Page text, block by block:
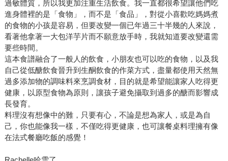
過敏體質，所以我更加注重生活飲食。我一直都很希望讓他們吃
進身體裡的是「食物」，而不是「食品」，對從小喜歡吃媽媽煮
的食物的小孩是容易，但要改變一個已年過三十半幾的人來說，
看著他拿著一大包洋芋片而不願意放手時，我就知道要改變還需
要些時間。
這本食譜融合了一般人的飲食，小朋友也可以吃的食物，以及我
自己從低醣飲食晉升到生酮飲食的作菜方式，盡量都使用天然無
過多添加物的調味料來烹調食材，目的就是希望能讓家人吃得更
健康，以原型食物為原則，讓孩子避免攝取到過多的醣而影響成
長發育。
料理沒有想像中的難，只要有心，不論是想為家人，或是為自
己，你也能像我一樣，不僅吃得更健康，也可讓餐桌料理擁有像
在法式餐廳吃飯的感覺！